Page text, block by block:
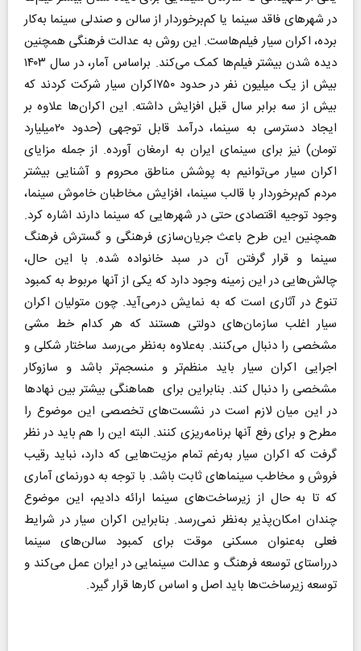
در شهرهای فاقد سینما یا کم‌برخوردار از سالن و صندلی سینما به‌کار
برده، اکران سیار فیلم‌هاست. این روش به عدالت فرهنگی همچنین
دیده شدن بیشتر فیلم‌ها کمک می‌کند. براساس آمار، در سال ۱۴۰۳
بیش از یک میلیون نفر در حدود ۷۵۰اکران سیار شرکت کردند که
بیش از سه برابر سال قبل افزایش داشته. این اکران‌ها علاوه بر
ایجاد دسترسی به سینما، درآمد قابل توجهی (حدود ۲۰میلیارد
تومان) نیز برای سینمای ایران به ارمغان آورده. از جمله مزایای
اکران سیار می‌توانیم به پوشش مناطق محروم و آشنایی بیشتر
مردم کم‌برخوردار با قالب سینما، افزایش مخاطبان خاموش سینما،
وجود توجیه اقتصادی حتی در شهرهایی که سینما دارند اشاره کرد.
همچنین این طرح باعث جریان‌سازی فرهنگی و گسترش فرهنگ
سینما و قرار گرفتن آن در سبد خانواده شده. با این حال،
چالش‌هایی در این زمینه وجود دارد که یکی از آنها مربوط به کمبود
تنوع در آثاری است که به نمایش درمی‌آید. چون متولیان اکران
سیار اغلب سازمان‌های دولتی هستند که هر کدام خط مشی
مشخصی را دنبال می‌کنند. به‌علاوه به‌نظر می‌رسد ساختار شکلی و
اجرایی اکران سیار باید منظم‌تر و منسجم‌تر باشد و سازوکار
مشخصی را دنبال کند. بنابراین برای هماهنگی بیشتر بین نهادها
در این میان لازم است در نشست‌های تخصصی این موضوع را
مطرح و برای رفع آنها برنامه‌ریزی کنند. البته این را هم باید در نظر
گرفت که اکران سیار به‌رغم تمام مزیت‌هایی که دارد، نباید رقیب
فروش و مخاطب سینماهای ثابت باشد. با توجه به دورنمای آماری
که تا به حال از زیرساخت‌های سینما ارائه دادیم، این موضوع
چندان امکان‌پذیر به‌نظر نمی‌رسد. بنابراین اکران سیار در شرایط
فعلی به‌عنوان مسکنی موقت برای کمبود سالن‌های سینما
درراستای توسعه فرهنگ و عدالت سینمایی در ایران عمل می‌کند و
توسعه زیرساخت‌ها باید اصل و اساس کارها قرار گیرد.